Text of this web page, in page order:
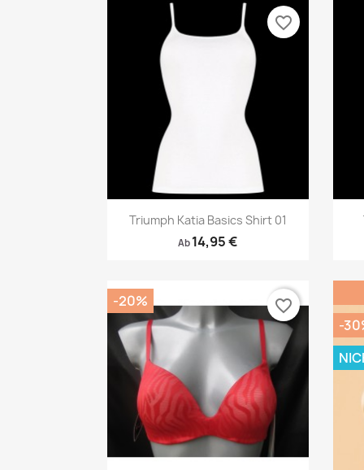
Vorschau
Triumph Katia Basics Shirt 01
Ab 14,95 €
favorite_border
-20% favorite_border
-